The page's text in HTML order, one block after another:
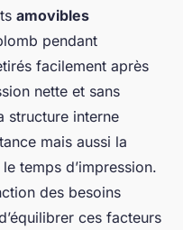
amovibles
pendant
facilement après
nette et sans
structure interne
mais aussi la
temps d’impression.
des besoins
ces facteurs